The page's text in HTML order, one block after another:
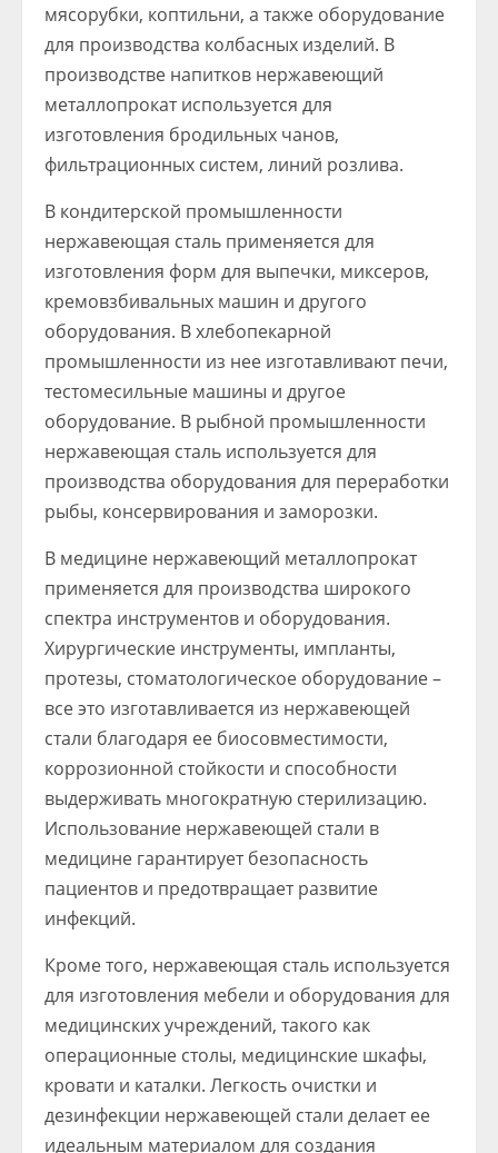
мясорубки, коптильни, а также оборудование
для производства колбасных изделий. В
производстве напитков нержавеющий
металлопрокат используется для
изготовления бродильных чанов,
фильтрационных систем, линий розлива.
В кондитерской промышленности
нержавеющая сталь применяется для
изготовления форм для выпечки, миксеров,
кремовзбивальных машин и другого
оборудования. В хлебопекарной
промышленности из нее изготавливают печи,
тестомесильные машины и другое
оборудование. В рыбной промышленности
нержавеющая сталь используется для
производства оборудования для переработки
рыбы, консервирования и заморозки.
В медицине нержавеющий металлопрокат
применяется для производства широкого
спектра инструментов и оборудования.
Хирургические инструменты, импланты,
протезы, стоматологическое оборудование –
все это изготавливается из нержавеющей
стали благодаря ее биосовместимости,
коррозионной стойкости и способности
выдерживать многократную стерилизацию.
Использование нержавеющей стали в
медицине гарантирует безопасность
пациентов и предотвращает развитие
инфекций.
Кроме того, нержавеющая сталь используется
для изготовления мебели и оборудования для
медицинских учреждений, такого как
операционные столы, медицинские шкафы,
кровати и каталки. Легкость очистки и
дезинфекции нержавеющей стали делает ее
идеальным материалом для создания